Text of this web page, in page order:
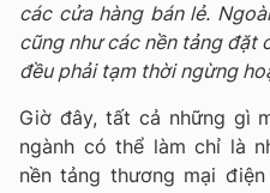
các cửa hàng bán lẻ.
cũng như các nền tảng đặt
đều phải tạm thời ngừng
Giờ đây, tất cả những gì
ngành có thể làm chỉ là
nền tảng thương mại